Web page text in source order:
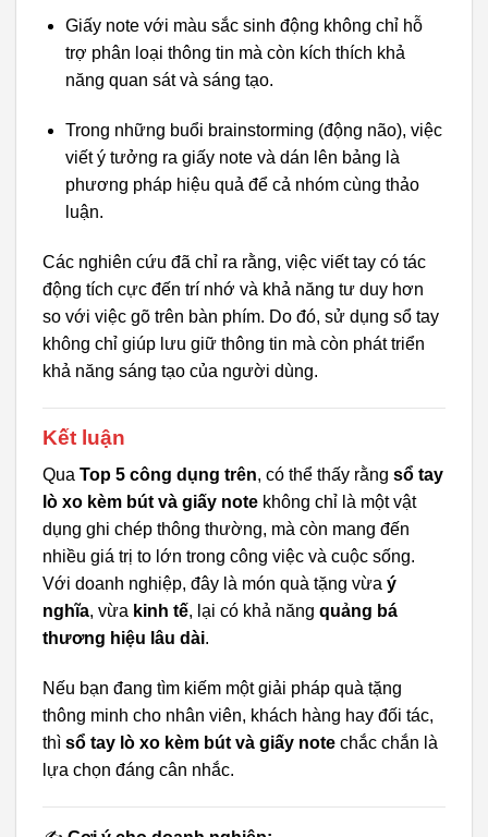
Giấy note với màu sắc sinh động không chỉ hỗ
trợ phân loại thông tin mà còn kích thích khả
năng quan sát và sáng tạo.
Trong những buổi brainstorming (động não), việc
viết ý tưởng ra giấy note và dán lên bảng là
phương pháp hiệu quả để cả nhóm cùng thảo
luận.
Các nghiên cứu đã chỉ ra rằng, việc viết tay có tác
động tích cực đến trí nhớ và khả năng tư duy hơn
so với việc gõ trên bàn phím. Do đó, sử dụng sổ tay
không chỉ giúp lưu giữ thông tin mà còn phát triển
khả năng sáng tạo của người dùng.
Kết luận
Qua Top 5 công dụng trên, có thể thấy rằng sổ tay
lò xo kèm bút và giấy note không chỉ là một vật
dụng ghi chép thông thường, mà còn mang đến
nhiều giá trị to lớn trong công việc và cuộc sống.
Với doanh nghiệp, đây là món quà tặng vừa ý
nghĩa, vừa kinh tế, lại có khả năng quảng bá
thương hiệu lâu dài.
Nếu bạn đang tìm kiếm một giải pháp quà tặng
thông minh cho nhân viên, khách hàng hay đối tác,
thì sổ tay lò xo kèm bút và giấy note chắc chắn là
lựa chọn đáng cân nhắc.